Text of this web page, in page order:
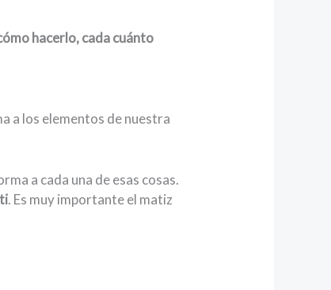
hacerlo, cada cuánto
a los elementos de nuestra
a cada una de esas cosas.
. Es muy importante el matiz